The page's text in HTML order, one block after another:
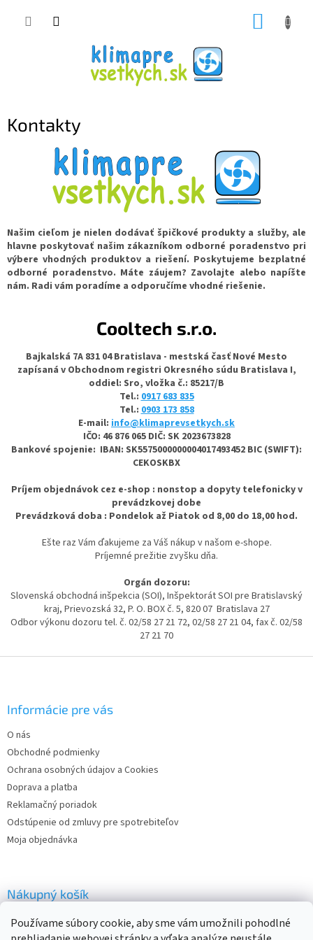
Používame súbory cookie, aby sme vám umožnili pohodlné
Kontakty
Našim cieľom je nielen dodávať špičkové produkty a služby, ale
hlavne poskytovať našim zákazníkom odborné poradenstvo pri
výbere vhodných produktov a riešení. Poskytujeme bezplatné
odborné poradenstvo. Máte záujem? Zavolajte alebo napíšte
nám. Radi vám poradíme a odporučíme vhodné riešenie.
Cooltech s.r.o.
Bajkalská 7A 831 04 Bratislava - mestská časť Nové Mesto
zapísaná v Obchodnom registri Okresného súdu Bratislava I,
oddiel: Sro, vložka č.: 85217/B
Tel.: 0917 683 835
Tel.: 0903 173 858
E-mail: info@klimaprevsetkych.sk
IČO: 46 876 065 DIČ: SK 2023673828
Bankové spojenie: IBAN: SK5575000000004017493452 BIC (SWIFT):
CEKOSKBX
Príjem objednávok cez e-shop : nonstop a dopyty telefonicky v
prevádzkovej dobe
Prevádzková doba : Pondelok až Piatok od 8,00 do 18,00 hod.
Ešte raz Vám ďakujeme za Váš nákup v našom e-shope.
Príjemné prežitie zvyšku dňa.
Orgán dozoru:
Slovenská obchodná inšpekcia (SOI), Inšpektorát SOI pre Bratislavský
kraj, Prievozská 32, P. O. BOX č. 5, 820 07 Bratislava 27
Odbor výkonu dozoru tel. č. 02/58 27 21 72, 02/58 27 21 04, fax č. 02/58
27 21 70
Informácie pre vás
O nás
Obchodné podmienky
Ochrana osobných údajov a Cookies
Doprava a platba
Reklamačný poriadok
Odstúpenie od zmluvy pre spotrebiteľov
Moja objednávka
Nákupný košík
0KS /€0